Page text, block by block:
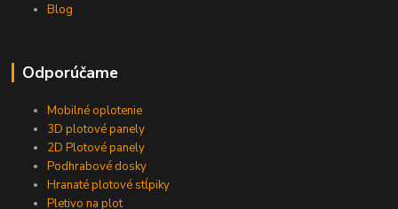
Blog
Odporúčame
Mobilné oplotenie
3D plotové panely
2D Plotové panely
Podhrabové dosky
Hranaté plotové stĺpiky
Pletivo na plot